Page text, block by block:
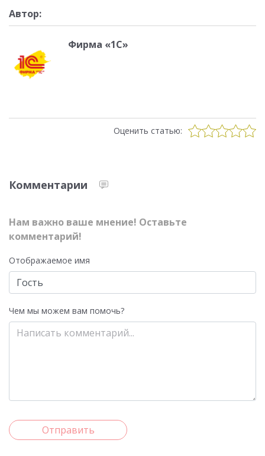
Автор:
Фирма «1С»
Оценить статью:
Комментарии
Нам важно ваше мнение! Оставьте
комментарий!
Отображаемое имя
Чем мы можем вам помочь?
Отправить